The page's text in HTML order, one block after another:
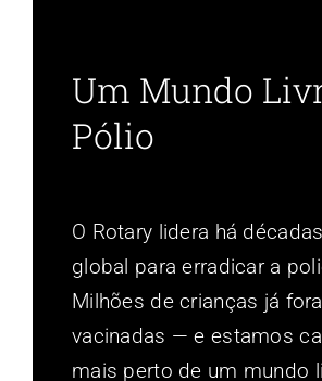
Um Mundo
Pólio
O Rotary lidera há
global para erradicar a
Milhões de crianças já
vacinadas — e estamos
mais perto de um mundo